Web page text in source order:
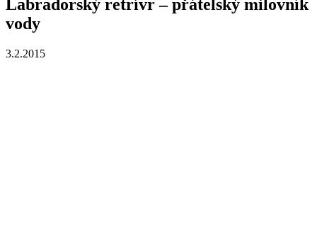
Labradorský retrívr – přátelský milovník
vody
3.2.2015